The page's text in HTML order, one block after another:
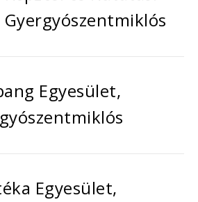
Gyergyószentmiklós
Egyesület,
Egyesület,